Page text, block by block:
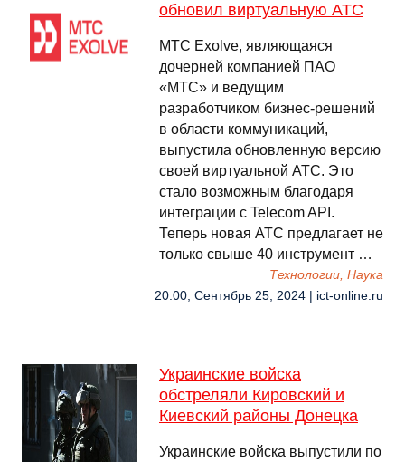
обновил виртуальную АТС
МТС Exolve, являющаяся
дочерней компанией ПАО
«МТС» и ведущим
разработчиком бизнес-решений
в области коммуникаций,
выпустила обновленную версию
своей виртуальной АТС. Это
стало возможным благодаря
интеграции с Telecom API.
Теперь новая АТС предлагает не
только свыше 40 инструмент …
Технологии, Наука
20:00, Сентябрь 25, 2024 | ict-online.ru
Украинские войска
обстреляли Кировский и
Киевский районы Донецка
Украинские войска выпустили по